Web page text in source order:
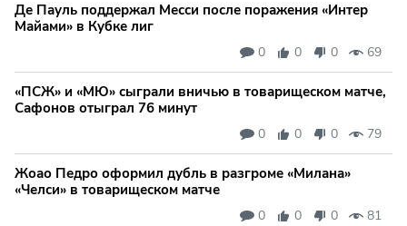
Де Пауль поддержал Месси после поражения «Интер
Майами» в Кубке лиг
0 0 0 69
«ПСЖ» и «МЮ» сыграли вничью в товарищеском матче,
Сафонов отыграл 76 минут
0 0 0 79
Жоао Педро оформил дубль в разгроме «Милана»
«Челси» в товарищеском матче
0 0 0 81